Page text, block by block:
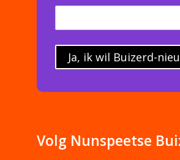
Ja, ik wil Buizerd-
Volg Nunspeetse